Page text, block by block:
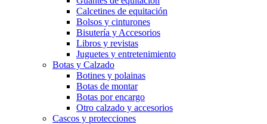
Calcetines de equitación
Bolsos y cinturones
Bisutería y Accesorios
Libros y revistas
Juguetes y entretenimiento
Botas y Calzado
Botines y polainas
Botas de montar
Botas por encargo
Otro calzado y accesorios
Cascos y protecciones